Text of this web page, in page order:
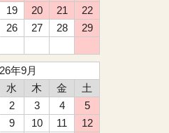
19 20 21
22
26 27 28
29
年9月
水 木 金
土
2 3 4
5
9 10 11
12